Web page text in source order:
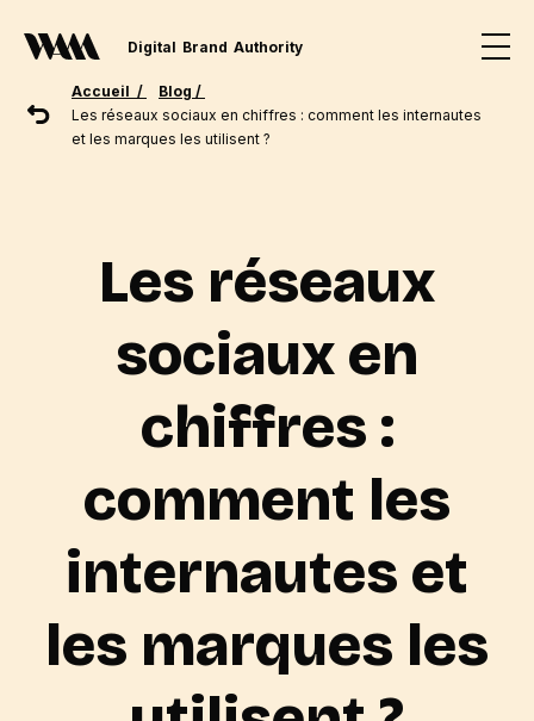
Digital Brand Authority
Accueil /
Blog /
Les réseaux sociaux en chiffres : comment les internautes
et les marques les utilisent ?
Les réseaux
sociaux en
chiffres :
comment les
internautes et
les marques les